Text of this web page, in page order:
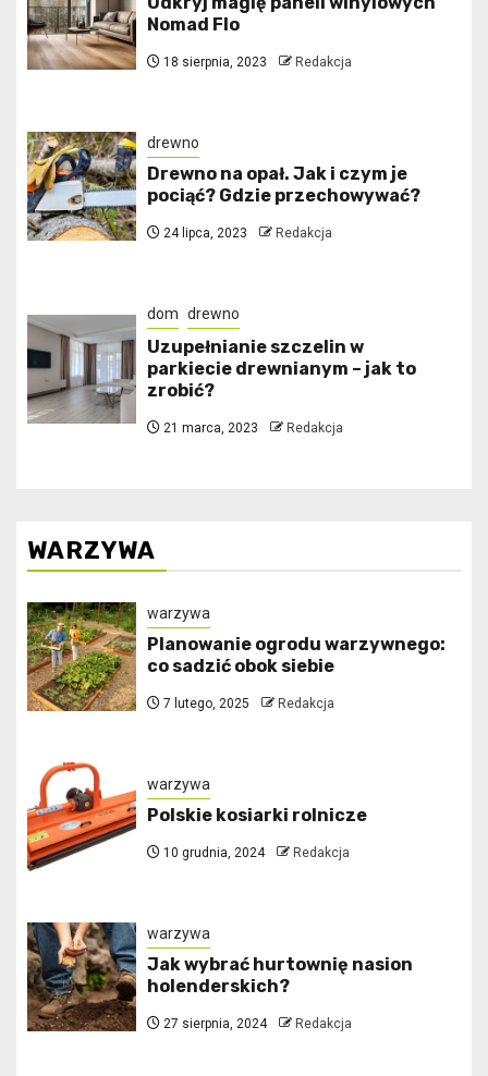
Nomad Flo
18 sierpnia, 2023 Redakcja
drewno
Drewno na opał. Jak i czym je
pociąć? Gdzie przechowywać?
24 lipca, 2023 Redakcja
dom drewno
Uzupełnianie szczelin w
parkiecie drewnianym – jak to
zrobić?
21 marca, 2023 Redakcja
WARZYWA
warzywa
Planowanie ogrodu warzywnego:
co sadzić obok siebie
7 lutego, 2025 Redakcja
warzywa
Polskie kosiarki rolnicze
10 grudnia, 2024 Redakcja
warzywa
Jak wybrać hurtownię nasion
holenderskich?
27 sierpnia, 2024 Redakcja